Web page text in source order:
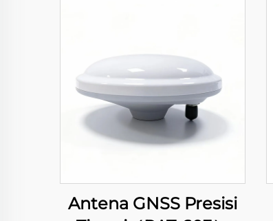
Antena GNSS Presisi